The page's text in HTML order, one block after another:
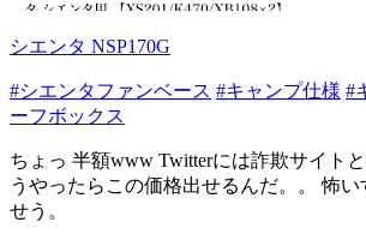
シエンタ NSP170G
#シエンタファンベース #キャンプ仕様 #
ーフボックス
ちょっ 半額www Twitterには詐欺サイト
うやったらこの価格出せるんだ。。 怖い
せう。